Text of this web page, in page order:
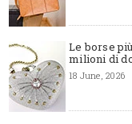
Le borse
milioni di
18 June, 2026